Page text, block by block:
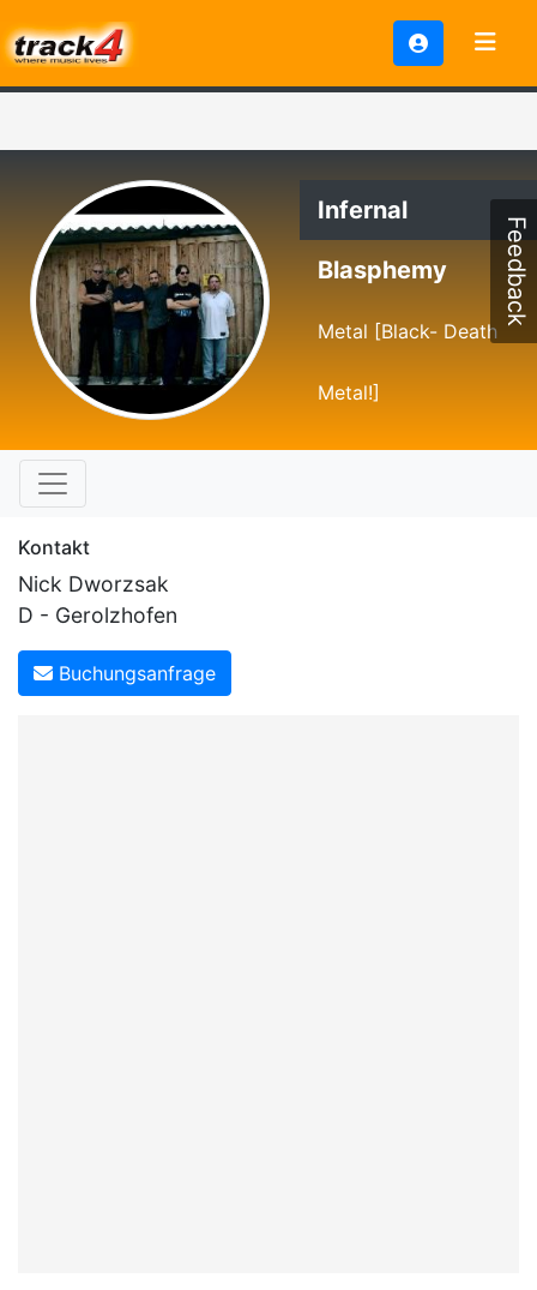
Infernal
Blasphemy
Metal [Black- Death
Metal!]
Kontakt
Nick Dworzsak
D - Gerolzhofen
Buchungsanfrage
Feedback